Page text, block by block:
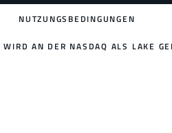
NUTZUNGSBEDINGUNGEN
AN DER NASDAQ ALS LAKE